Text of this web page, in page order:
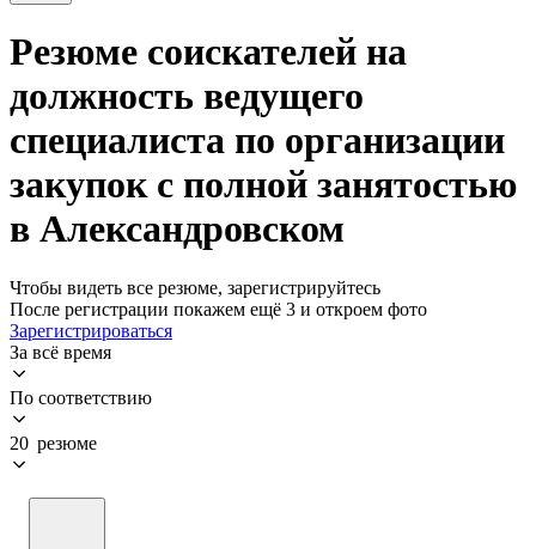
Резюме соискателей на
должность ведущего
специалиста по организации
закупок с полной занятостью
в Александровском
Чтобы видеть все резюме, зарегистрируйтесь
После регистрации покажем ещё 3 и откроем фото
Зарегистрироваться
За всё время
По соответствию
20 резюме